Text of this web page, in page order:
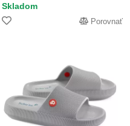
Skladom
Porovnať